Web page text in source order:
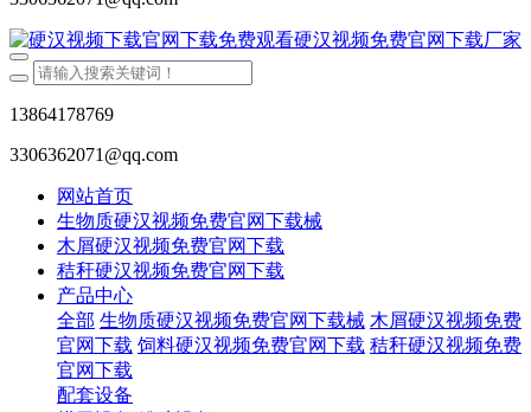
13864178769
3306362071@qq.com
网站首页
生物质硬汉视频免费官网下载械
木屑硬汉视频免费官网下载
秸秆硬汉视频免费官网下载
产品中心
全部 生物质硬汉视频免费官网下载械 木屑硬汉视频免费
官网下载 饲料硬汉视频免费官网下载 秸秆硬汉视频免费
官网下载
配套设备